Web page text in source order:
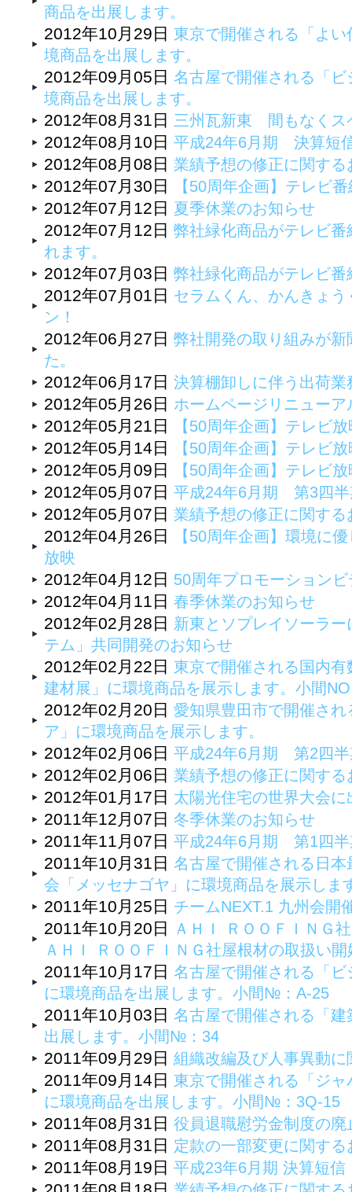
商品を出展します。
2012年10月29日 東京で開催される「よ
境商品を出展します。
2012年09月05日 名古屋で開催される「
境商品を出展します。
2012年08月31日 三州瓦新東 間もなくス
2012年08月10日 平成24年6月期 決算短
2012年08月08日 業績予想の修正に関する
2012年07月30日 【50周年企画】テレビ
2012年07月12日 夏季休業のお知らせ
2012年07月12日 弊社緑化商品がテレビ
れます。
2012年07月03日 弊社緑化商品がテレビ
2012年07月01日 セラムくん、かんきょ
ン！
2012年06月27日 弊社開発の取り組みが
た。
2012年06月17日 決算棚卸しに伴う出荷
2012年05月26日 ホームページリニューア
2012年05月21日 【50周年企画】テレビ
2012年05月14日 【50周年企画】テレビ
2012年05月09日 【50周年企画】テレビ
2012年05月07日 平成24年6月期 第3四半
2012年05月07日 業績予想の修正に関する
2012年04月26日 【50周年企画】環境に
放映
2012年04月12日 50周年プロモーション
2012年04月11日 春季休業のお知らせ
2012年02月28日 新東とソプレイソーラ
テム」共同開発のお知らせ
2012年02月22日 東京で開催される国内
建材展」に環境商品を展示します。小間
2012年02月20日 愛知県豊田市で開催さ
ア」に環境商品を展示します。
2012年02月06日 平成24年6月期 第2四半
2012年02月06日 業績予想の修正に関する
2012年01月17日 太陽光住宅の世界大会に
2011年12月07日 冬季休業のお知らせ
2011年11月07日 平成24年6月期 第1四半
2011年10月31日 名古屋で開催される日
会「メッセナゴヤ」に環境商品を展示しま
2011年10月25日 チームNEXT.1 九州会開
2011年10月20日 ＡＨＩ ＲＯＯＦＩＮＧ
ＡＨＩ ＲＯＯＦＩＮＧ社屋根材の取扱い
2011年10月17日 名古屋で開催される「
に環境商品を出展します。小間№：A-25
2011年10月03日 名古屋で開催される「
出展します。小間№：34
2011年09月29日 組織改編及び人事異動に
2011年09月14日 東京で開催される「ジ
に環境商品を出展します。小間№：3Q-15
2011年08月31日 役員退職慰労金制度の
2011年08月31日 定款の一部変更に関する
2011年08月19日 平成23年6月期 決算短信